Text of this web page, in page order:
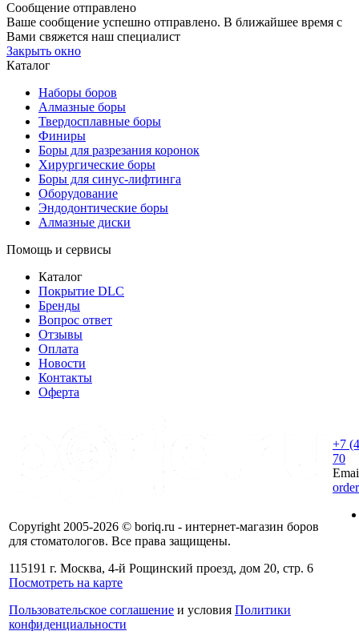
Сообщение отправлено
Ваше сообщение успешно отправлено. В ближайшее время с
Вами свяжется наш специалист
Закрыть окно
Каталог
Наборы боров
Алмазные боры
Твердосплавные боры
Финиры
Боры для разрезания коронок
Хирургические боры
Боры для синус-лифтинга
Оборудование
Эндодонтические боры
Алмазные диски
Помощь и сервисы
Каталог
Покрытие DLC
Бренды
Вопрос ответ
Отзывы
Оплата
Новости
Контакты
Оферта
Copyright 2005-2026 © boriq.ru - интернет-магазин боров
для стоматологов. Все права защищены.
115191 г. Москва, 4-й Рощинский проезд, дом 20, стр. 6
Посмотреть на карте
Пользовательское соглашение и условия Политики
конфиденциальности
+7
70